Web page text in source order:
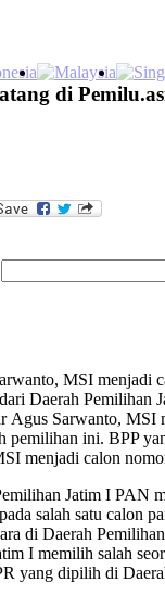
di
MSI menjadi
Daerah Pemilihan
Agus Sarwanto, MSI
pemilihan ini. BPP
menjadi calon
Jatim I PAN
salah satu calon
di Daerah
I memilih salah
yang dipilih di